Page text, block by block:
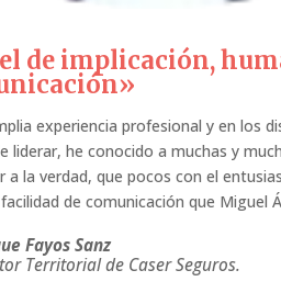
de implicación,
experiencia profesional y en los
liderar, he conocido a muchas y
a la verdad, que pocos con el
de comunicación que Miguel
Fayos Sanz
Territorial de Caser Seguros.